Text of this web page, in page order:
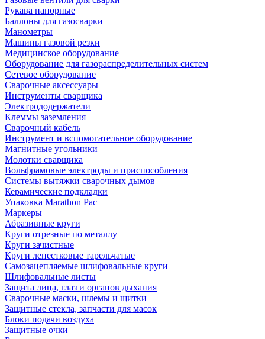
Рукава напорные
Баллоны для газосварки
Манометры
Машины газовой резки
Медицинское оборудование
Оборудование для газораспределительных систем
Сетевое оборудование
Сварочные аксессуары
Инструменты сварщика
Электрододержатели
Клеммы заземления
Сварочный кабель
Инструмент и вспомогательное оборудование
Магнитные угольники
Молотки сварщика
Вольфрамовые электроды и приспособления
Системы вытяжки сварочных дымов
Керамические подкладки
Упаковка Marathon Pac
Маркеры
Абразивные круги
Круги отрезные по металлу
Круги зачистные
Круги лепестковые тарельчатые
Самозацепляемые шлифовальные круги
Шлифовальные листы
Защита лица, глаз и органов дыхания
Сварочные маски, шлемы и щитки
Защитные стекла, запчасти для масок
Блоки подачи воздуха
Защитные очки